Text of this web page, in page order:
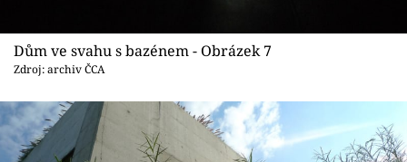
Dům ve svahu s bazénem - Obrázek 7
Zdroj: archiv ČCA